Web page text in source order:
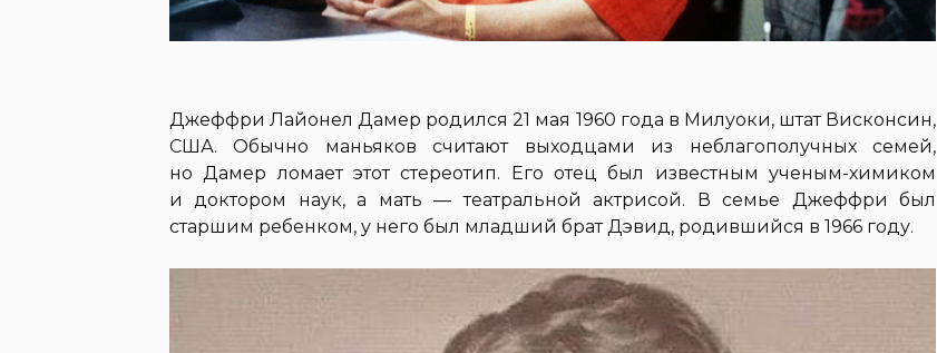
Джеффри Лайонел Дамер родился 21 мая 1960 года в Милуоки, штат Висконсин,
США. Обычно маньяков считают выходцами из неблагополучных семей,
но Дамер ломает этот стереотип. Его отец был известным ученым-химиком
и доктором наук, а мать — театральной актрисой. В семье Джеффри был
старшим ребенком, у него был младший брат Дэвид, родившийся в 1966 году.